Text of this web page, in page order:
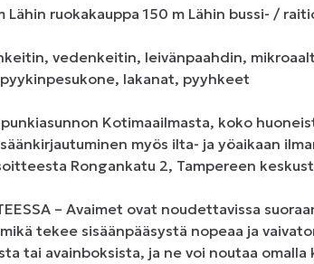
Lähin ruokakauppa 150 m Lähin bussi- /
vedenkeitin, leivänpaahdin,
lakanat, pyyhkeet
Kotimaailmasta, koko
myös ilta- ja yöaikaan
Rongankatu 2, Tampereen
– Avaimet ovat noudettavissa
tekee sisäänpääsystä nopeaa ja
tai avainboksista, ja ne voi noutaa omalla